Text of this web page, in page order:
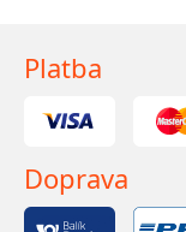
Platba
Doprava